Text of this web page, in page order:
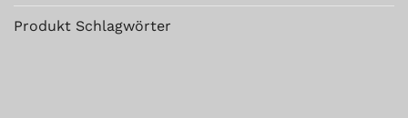
Produkt Schlagwörter